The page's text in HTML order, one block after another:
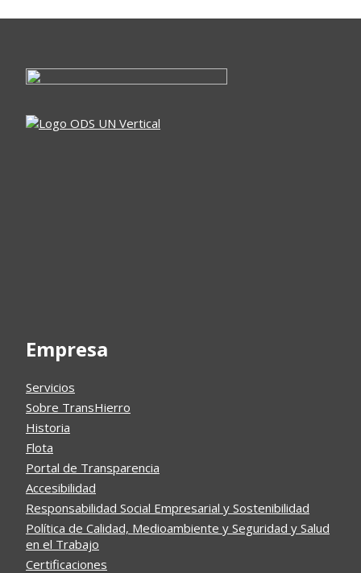
Empresa
Servicios
Sobre TransHierro
Historia
Flota
Portal de Transparencia
Accesibilidad
Responsabilidad Social Empresarial y Sostenibilidad
Política de Calidad, Medioambiente y Seguridad y Salud
en el Trabajo
Certificaciones